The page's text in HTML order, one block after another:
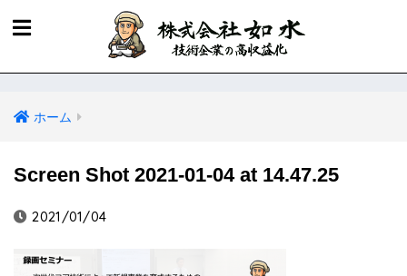
ホーム
Screen Shot 2021-01-04 at 14.47.25
2021/01/04